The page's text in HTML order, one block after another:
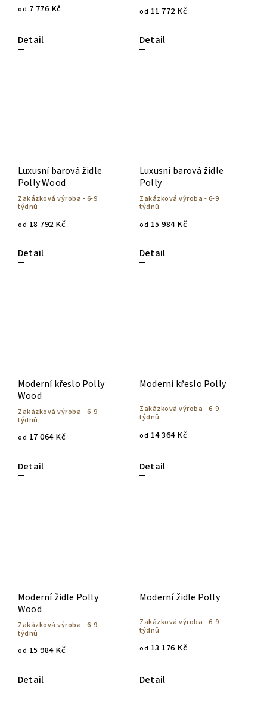
od 7 776 Kč
Detail
od 11 772 Kč
Detail
Luxusní barová židle
Polly Wood
Zakázková výroba - 6-9
týdnů
od 18 792 Kč
Detail
Luxusní barová židle
Polly
Zakázková výroba - 6-9
týdnů
od 15 984 Kč
Detail
Moderní křeslo Polly
Wood
Zakázková výroba - 6-9
týdnů
od 17 064 Kč
Detail
Moderní křeslo Polly
Zakázková výroba - 6-9
týdnů
od 14 364 Kč
Detail
Moderní židle Polly
Wood
Zakázková výroba - 6-9
týdnů
od 15 984 Kč
Detail
Moderní židle Polly
Zakázková výroba - 6-9
týdnů
od 13 176 Kč
Detail